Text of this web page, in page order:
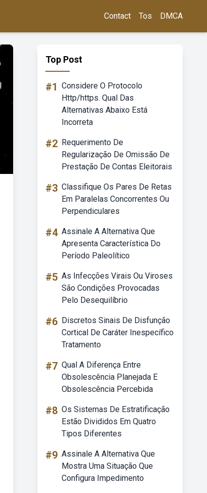
Contact Tos DMCA
Top Post
#1 Considere O Protocolo
Http/https. Qual Das
Alternativas Abaixo Está
Incorreta
#2 Requerimento De
Regularização De Omissão De
Prestação De Contas Eleitorais
#3 Classifique Os Pares De Retas
Em Paralelas Concorrentes Ou
Perpendiculares
#4 Assinale A Alternativa Que
Apresenta Característica Do
Período Paleolítico
#5 As Infecções Virais Ou Viroses
São Condições Provocadas
Pelo Desequilíbrio
#6 Discretos Sinais De Disfunção
Cortical De Caráter Inespecífico
Tratamento
#7 Qual A Diferença Entre
Obsolescência Planejada E
Obsolescência Percebida
#8 Os Sistemas De Estratificação
Estão Divididos Em Quatro
Tipos Diferentes
#9 Assinale A Alternativa Que
Mostra Uma Situação Que
Configura Impedimento